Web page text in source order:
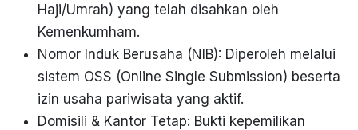
Haji/Umrah) yang telah disahkan oleh
Kemenkumham.
Nomor Induk Berusaha (NIB): Diperoleh melalui
sistem OSS (Online Single Submission) beserta
izin usaha pariwisata yang aktif.
Domisili & Kantor Tetap: Bukti kepemilikan